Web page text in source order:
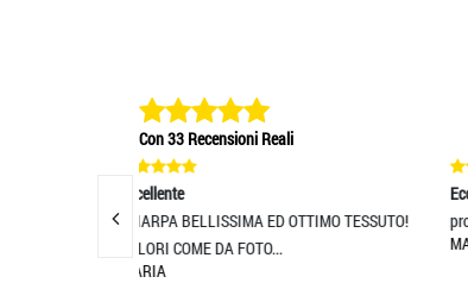
Con 33 Recensioni Reali
OTTIMO TESSUTO!
prodotti di ottima qualita
MAXIM NISTOR